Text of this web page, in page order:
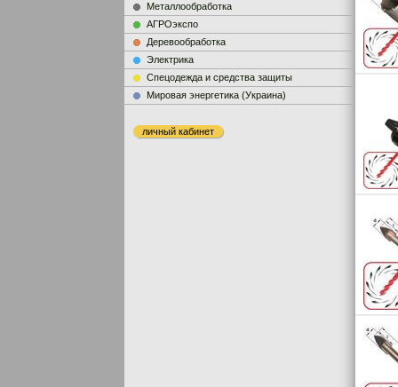
Металлообработка
АГРОэкспо
Деревообработка
Электрика
Cпецодежда и средства защиты
Мировая энергетика (Украина)
личный кабинет